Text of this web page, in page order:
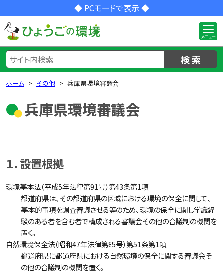
◆ PCモードで表示 ◆
検 索
ホーム その他 兵庫県環境審議会
兵庫県環境審議会
１．設置根拠
環境基本法（平成5年法律第91号）第43条第1項
都道府県は、その都道府県の区域における環境の保全に関して、
基本的事項を調査審議させる等のため、環境の保全に関し学識経
験のある者を含む者で構成される審議会その他の合議制の機関を
置く。
自然環境保全法（昭和47年法律第85号）第51条第1項
都道府県に都道府県における自然環境の保全に関する審議会そ
の他の合議制の機関を置く。